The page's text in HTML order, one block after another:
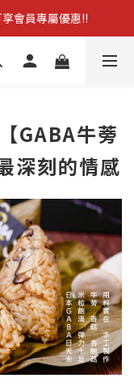
防災必備!
會員專屬優惠!!
優惠
GABA牛蒡
深刻的情感